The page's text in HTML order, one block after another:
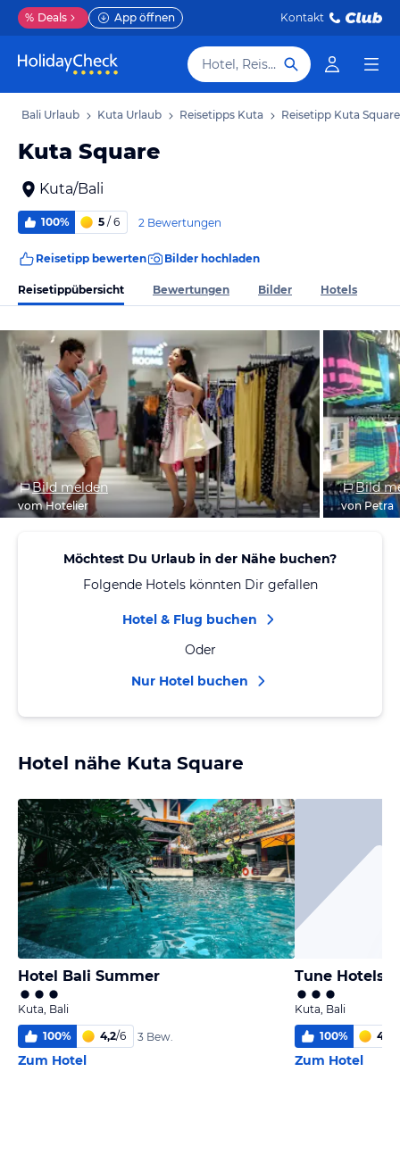
% Deals App öffnen Kontakt
Hotel, Reiseziel
Bali Urlaub Kuta Urlaub Reisetipps Kuta Reisetipp Kuta Square
Kuta Square
Kuta/Bali
100% 5 / 6 2 Bewertungen
Reisetipp bewerten Bilder hochladen
Reisetippübersicht Bewertungen Bilder Hotels
Bild melden
vom Hotelier
Bild
von Petra
Möchtest Du Urlaub in der Nähe buchen?
Folgende Hotels könnten Dir gefallen
Hotel & Flug buchen
Oder
Nur Hotel buchen
Hotel nähe Kuta Square
Hotel Bali Summer
Kuta, Bali
100% 4,2/6 3 Bew.
Zum Hotel
Tune Hotels
Kuta, Bali
100% 4,6
Zum Hotel